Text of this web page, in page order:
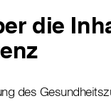
die
des